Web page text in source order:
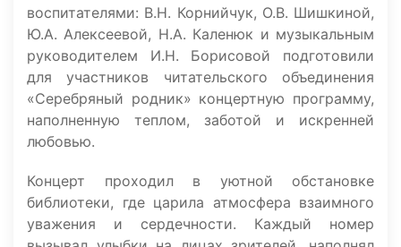
воспитателями: В.Н. Корнийчук, О.В. Шишкиной,
Ю.А. Алексеевой, Н.А. Каленюк и музыкальным
руководителем И.Н. Борисовой подготовили
для участников читательского объединения
«Серебряный родник» концертную программу,
наполненную теплом, заботой и искренней
любовью.
Концерт проходил в уютной обстановке
библиотеки, где царила атмосфера взаимного
уважения и сердечности. Каждый номер